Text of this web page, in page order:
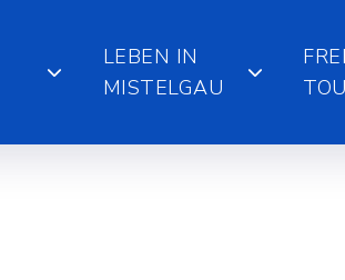
LEBEN IN
MISTELGAU